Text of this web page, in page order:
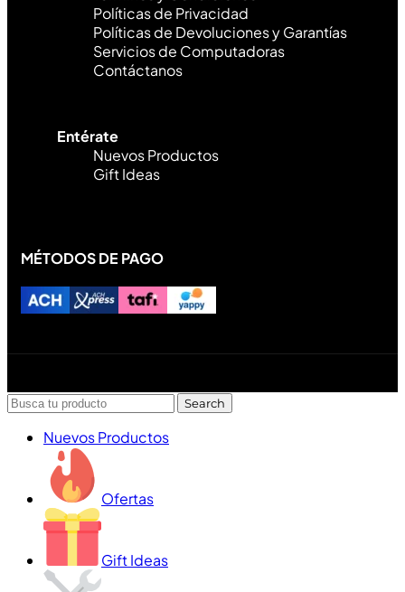
Políticas de Privacidad
Políticas de Devoluciones y Garantías
Servicios de Computadoras
Contáctanos
Entérate
Nuevos Productos
Gift Ideas
MÉTODOS DE PAGO
Search
Nuevos Productos
Ofertas
Gift Ideas